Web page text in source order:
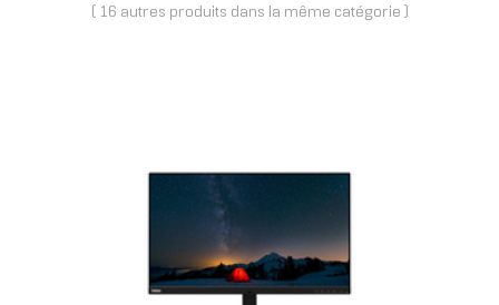
( 16 autres produits dans la même catégorie )